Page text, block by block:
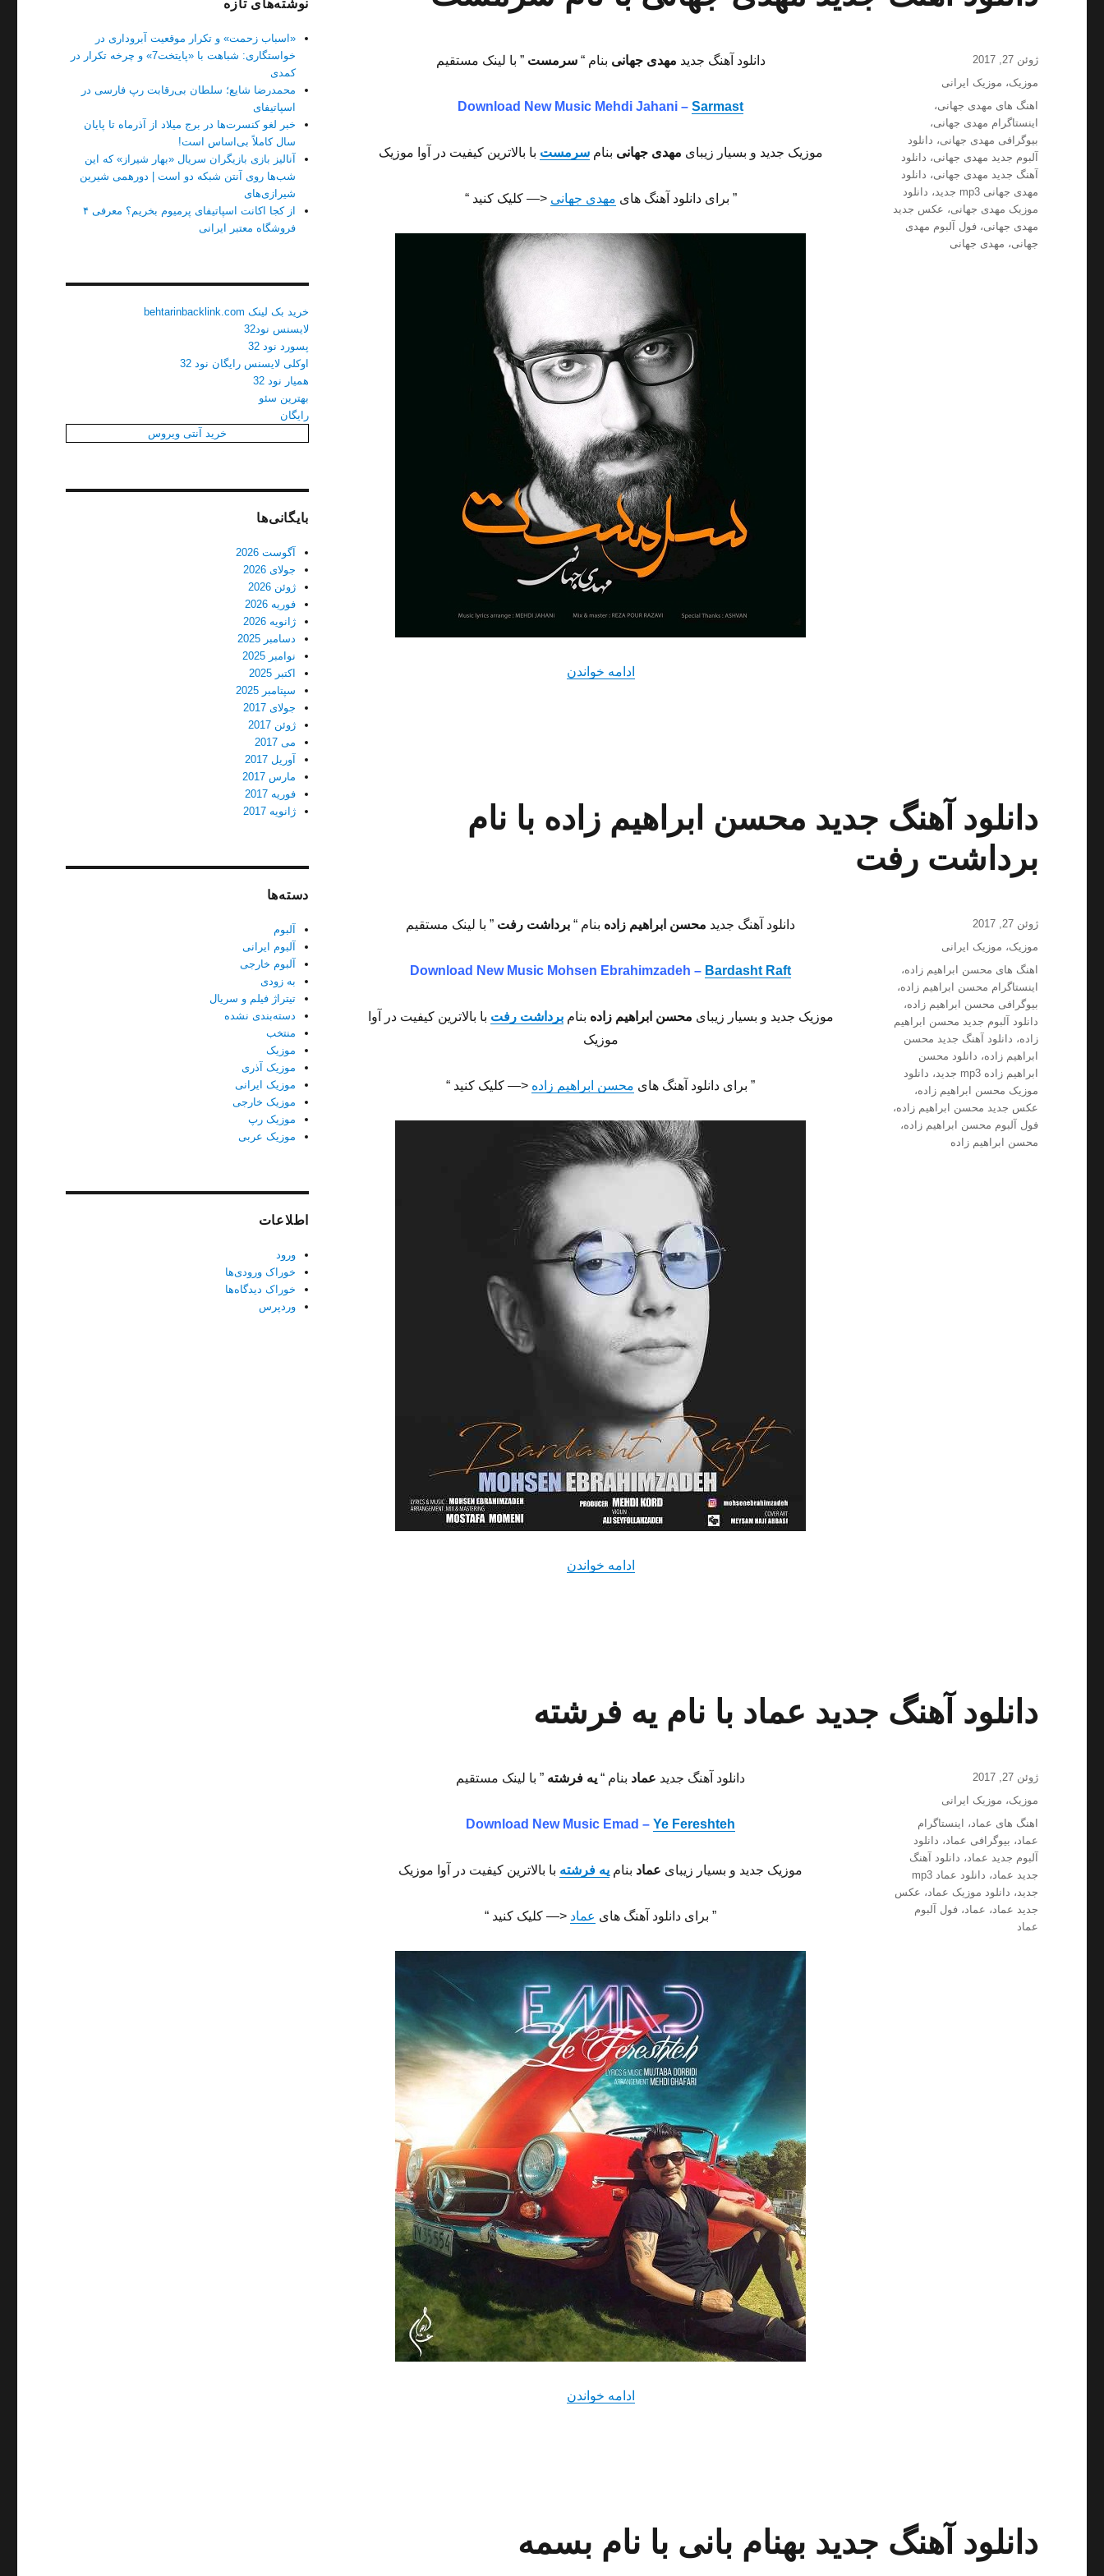
دانلود آهنگ جدید مهدی جهانی بنام “ سرمست” با لینک مستقیم
Download New Music Mehdi Jahani –Sarmast
موزیک جدید و بسیار زیبای مهدی جهانی بنامسرمست با بالاترین کیفیت در آوا موزیک
” برای دانلود آهنگ های مهدی جهانی <— کلیک کنید “
ادامه خواندن
ارسال
شده
ژوئن 27, 2017
دسته‌ها
موزیک، موزیک ایرانی
برچسب‌ها
اهنگ های مهدی جهانی،
اینستاگرام مهدی جهانی،
بیوگرافی مهدی جهانی، دانلود
آلبوم جدید مهدی جهانی، دانلود
آهنگ جدید مهدی جهانی، دانلود
مهدی جهانی mp3 جدید
، دانلود
موزیک مهدی جهانی، عکس جدید
مهدی جهانی،فول آلبوم مهدی
جهانی، مهدی جهانی
دانلود آهنگ جدید محسن ابراهیم زاده با نام
برداشت رفت
دانلود آهنگ جدید محسن ابراهیم زاده بنام “برداشت رفت ” با لینک مستقیم
Download New Music Mohsen Ebrahimzadeh – Bardasht Raft
موزیک جدید و بسیار زیبای محسن ابراهیم زاده بنامبرداشت رفت با بالاترین کیفیت در آوا
موزیک
” برای دانلود آهنگ های محسن ابراهیم زاده <— کلیک کنید “
ادامه خواندن
ارسال
شده
ژوئن 27, 2017
دسته‌ها
موزیک، موزیک ایرانی
برچسب‌ها
اهنگ های محسن ابراهیم زاده،
اینستاگرام محسن ابراهیم زاده،
بیوگرافی محسن ابراهیم زاده،
دانلود آلبوم جدید محسن ابراهیم
زاده، دانلود آهنگ جدید محسن
ابراهیم زاده، دانلود محسن
ابراهیم زاده mp3 جدید
، دانلود
موزیک محسن ابراهیم زاده،
عکس جدید محسن ابراهیم زاده،
فول آلبوم محسن ابراهیم زاده،
محسن ابراهیم زاده
دانلود آهنگ جدید عماد با نام یه فرشته
دانلود آهنگ جدید عماد بنام “یه فرشته ” با لینک مستقیم
Download New Music Emad –Ye Fereshteh
موزیک جدید و بسیار زیبای عماد بنام یه فرشته با بالاترین کیفیت در آوا موزیک
” برای دانلود آهنگ های عماد <— کلیک کنید “
ادامه خواندن
ارسال
شده
ژوئن 27, 2017
دسته‌ها
موزیک، موزیک ایرانی
برچسب‌ها
اهنگ های عماد،
اینستاگرام
عماد، بیوگرافی عماد، دانلود
آلبوم جدید عماد، دانلود آهنگ
جدید عماد،
دانلود عماد mp3
جدید، دانلود موزیک عماد، عکس
جدید عماد، عماد،فول آلبوم
عماد
دانلود آهنگ جدید بهنام بانی با نام بسمه
نوشته‌های تازه
«اسباب زحمت» و تکرار موقعیت آبروداری در
خواستگاری: شباهت با «پایتخت7» و چرخه تکرار در
کمدی
محمدرضا شایع؛ سلطان بی‌رقابت رپ فارسی در
اسپاتیفای
خبر لغو کنسرت‌ها در برج میلاد از آذرماه تا پایان
سال کاملاً بی‌اساس است!
آنالیز بازی بازیگران سریال «بهار شیراز» که این
شب‌ها روی آنتن شبکه دو است | دورهمی شیرین
شیرازی‌های
از کجا اکانت اسپاتیفای پرمیوم بخریم؟ معرفی ۴
فروشگاه معتبر ایرانی
خرید بک لینک behtarinbacklink.com
لایسنس نود32
پسورد نود 32
اوکلی لایسنس رایگان نود 32
همیار نود 32
بهترین سئو
رایگان
خرید آنتی ویروس
بایگانی‌ها
آگوست 2026
جولای 2026
ژوئن 2026
فوریه 2026
ژانویه 2026
دسامبر 2025
نوامبر 2025
اکتبر 2025
سپتامبر 2025
جولای 2017
ژوئن 2017
می 2017
آوریل 2017
مارس 2017
فوریه 2017
ژانویه 2017
دسته‌ها
آلبوم
آلبوم ایرانی
آلبوم خارجی
به زودی
تیتراژ فیلم و سریال
دسته‌بندی نشده
منتخب
موزیک
موزیک آذری
موزیک ایرانی
موزیک خارجی
موزیک رپ
موزیک عربی
اطلاعات
ورود
خوراک ورودی‌ها
خوراک دیدگاه‌ها
وردپرس